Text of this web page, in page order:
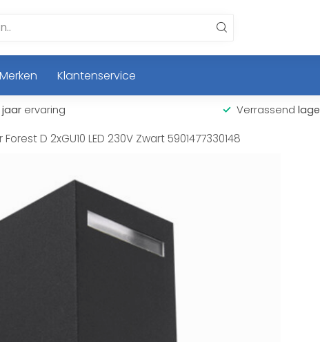
Merken Klantenservice
jaar ervaring Verrassend lage
D 2xGU10 LED 230V Zwart 5901477330148